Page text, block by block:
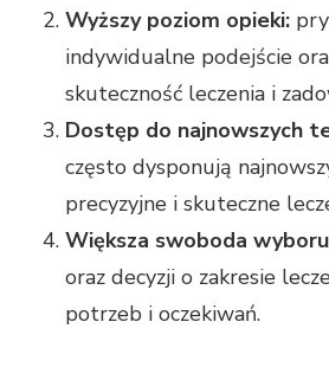
Wyższy poziom opieki:
indywidualne podejście
skuteczność leczenia i
Dostęp do najnowszych
często dysponują
precyzyjne i skuteczne
Większa swoboda
oraz decyzji o zakresie
potrzeb i oczekiwań.